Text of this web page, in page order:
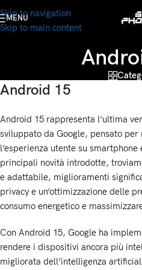
Skip to navigation
Skip to main content
MENU
Android 15
Android 15 rappresenta l’ultima
sviluppato da Google, pensato
l’esperienza utente su
principali novità introdotte,
e adattabile, miglioramenti
privacy e un’ottimizzazione delle
consumo energetico e
Con Android 15, Google ha
rendere i dispositivi ancora più
migliorata dell’intelligenza